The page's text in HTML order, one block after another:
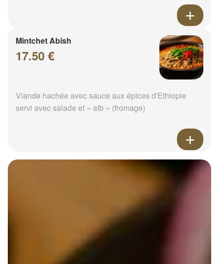
Mintchet Abish
17.50 €
Viande hachée avec sauce aux épices d'Ethiopie
servi avec salade et « aïb » (fromage)